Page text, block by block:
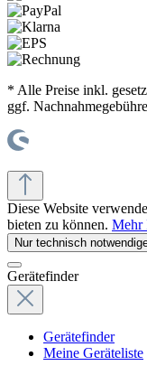
* Alle Preise inkl.
ggf.
Diese Website
bieten zu können. Mehr
Nur technisch
Gerätefinder
Gerätefinder
Meine Geräteliste